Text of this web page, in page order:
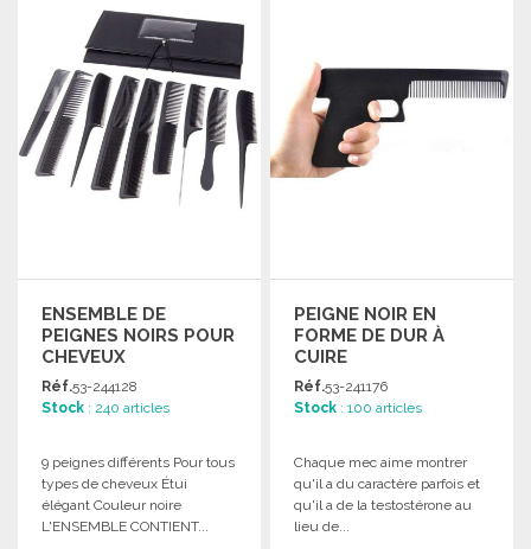
Demander un devis
ENSEMBLE DE
PEIGNES NOIRS POUR
CHEVEUX
Réf.53-244128
Stock : 240 articles
9 peignes différents Pour tous
types de cheveux Étui
élégant Couleur noire
L'ENSEMBLE CONTIENT...
PEIGNE NOIR EN
FORME DE DUR À
CUIRE
Réf.53-241176
Stock : 100 articles
Chaque mec aime montrer
qu'il a du caractère parfois et
qu'il a de la testostérone au
lieu de...